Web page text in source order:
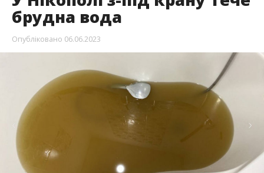
6 червня, російські окупаційні війська
водосховищі падає. Фахівці вживають
необхідних безпекових заходів та моніторять
ситуацію в режимі реального часу. У Нікополі
люди масово почали набирати воду. Наразі з-
під крану тече брудна вода.
Про це повідомляє Інформатор.